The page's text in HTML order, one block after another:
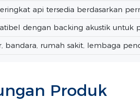
api tersedia berdasarkan
dengan backing akustik untuk
bandara, rumah sakit, lembaga
Produk